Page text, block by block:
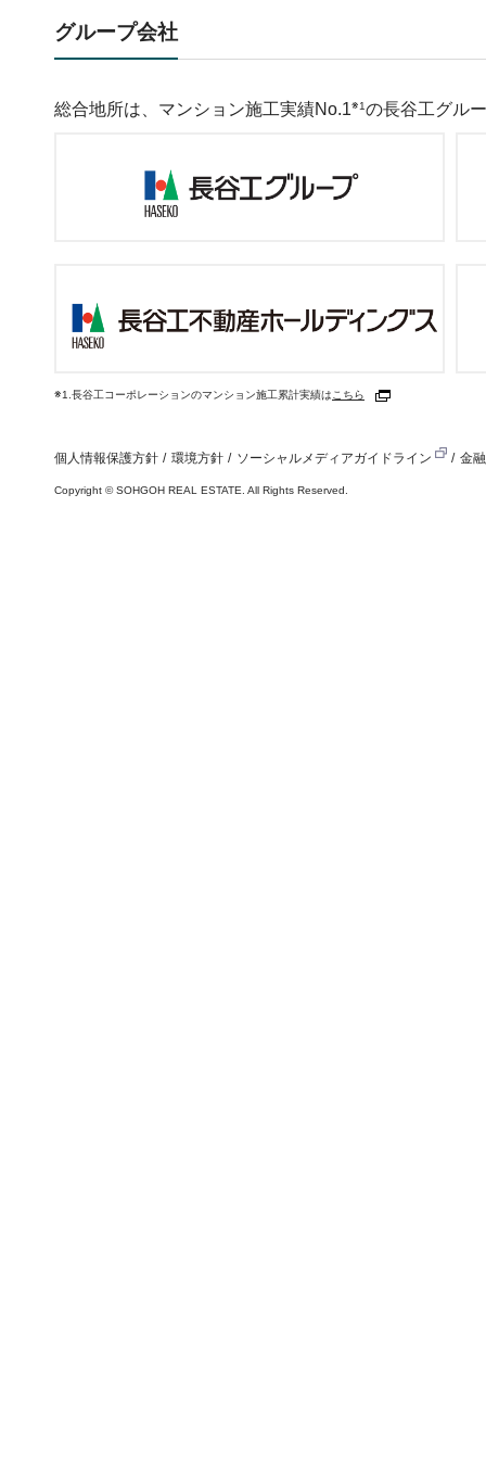
グループ会社
総合地所は、マンション施工実績No.1※1の長谷工グル
※1.長谷工コーポレーションのマンション施工累計実績はこちら
個人情報保護方針 環境方針 ソーシャルメディアガイドライン 金
Copyright ©SOHGOH REAL ESTATE. All Rights Reserved.